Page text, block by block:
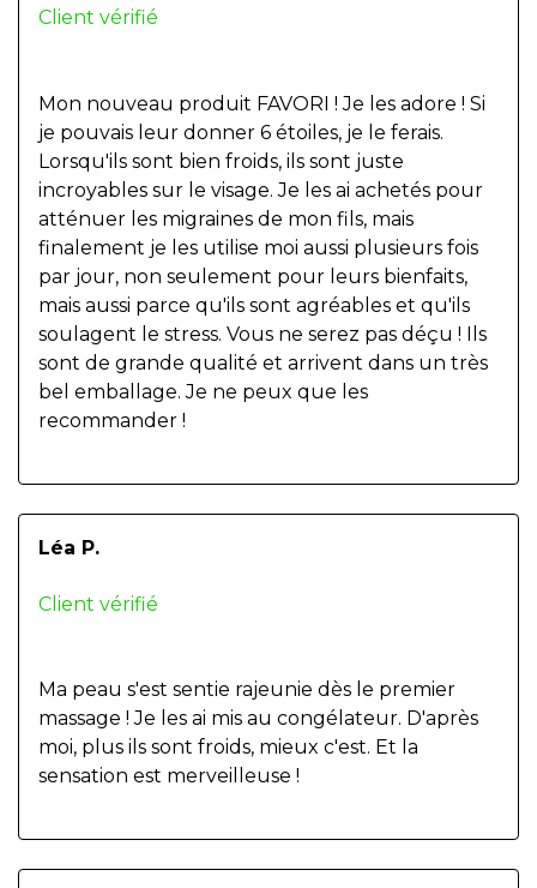
Client vérifié
Mon nouveau produit FAVORI ! Je les adore ! Si
je pouvais leur donner 6 étoiles, je le ferais.
Lorsqu'ils sont bien froids, ils sont juste
incroyables sur le visage. Je les ai achetés pour
atténuer les migraines de mon fils, mais
finalement je les utilise moi aussi plusieurs fois
par jour, non seulement pour leurs bienfaits,
mais aussi parce qu'ils sont agréables et qu'ils
soulagent le stress. Vous ne serez pas déçu ! Ils
sont de grande qualité et arrivent dans un très
bel emballage. Je ne peux que les
recommander !
Léa P.
Client vérifié
Ma peau s'est sentie rajeunie dès le premier
massage ! Je les ai mis au congélateur. D'après
moi, plus ils sont froids, mieux c'est. Et la
sensation est merveilleuse !